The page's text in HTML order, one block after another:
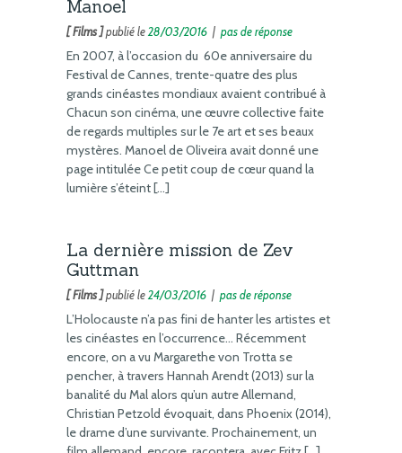
Manoel
[ Films ]publié le28/03/2016 | pas de réponse
En 2007, à l’occasion du 60e anniversaire du
Festival de Cannes, trente-quatre des plus
grands cinéastes mondiaux avaient contribué à
Chacun son cinéma, une œuvre collective faite
de regards multiples sur le 7e art et ses beaux
mystères. Manoel de Oliveira avait donné une
page intitulée Ce petit coup de cœur quand la
lumière s’éteint […]
La dernière mission de Zev
Guttman
[ Films ]publié le24/03/2016 | pas de réponse
L’Holocauste n’a pas fini de hanter les artistes et
les cinéastes en l’occurrence… Récemment
encore, on a vu Margarethe von Trotta se
pencher, à travers Hannah Arendt (2013) sur la
banalité du Mal alors qu’un autre Allemand,
Christian Petzold évoquait, dans Phoenix (2014),
le drame d’une survivante. Prochainement, un